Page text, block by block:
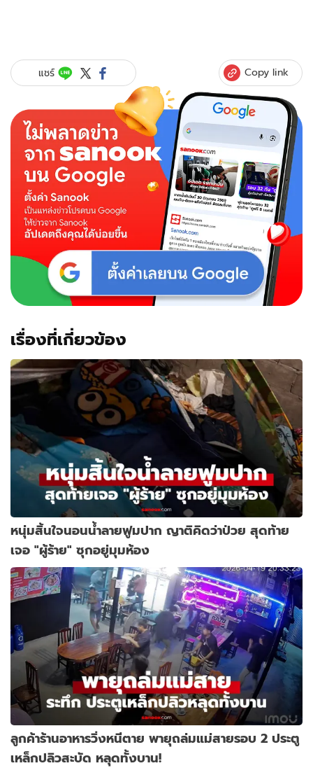
แชร์ Copy link
เรื่องที่เกี่ยวข้อง
หนุ่มสิ้นใจนอนน้ำลายฟูมปาก ญาติคิดว่าป่วย สุดท้าย
เจอ "ผู้ร้าย" ซุกอยู่มุมห้อง
ลูกค้าร้านอาหารวิ่งหนีตาย พายุถล่มแม่สายรอบ 2 ประตู
เหล็กปลิวสะบัด หลุดทั้งบาน!